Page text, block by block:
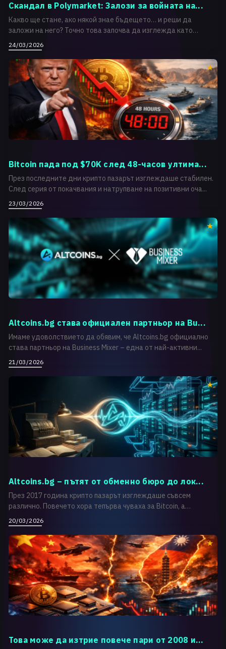
Скандал в Polymarket: Залози за войната на...
Какво ще стане, ако някой знае бъдещето… и реши да
заложи на него? Точно това започва да изглежда като
реално...
24/03/2026
Bitcoin пада под $70K след 48-часов ултима...
През последните дни крипто пазарът изглеждаше стабилен.
След серия от покачвания и натрупване на позитивни оча...
23/03/2026
Altcoins.bg става официален партньор на Bu...
Имаме удоволствието да обявим, че Altcoins.bg официално
става партньор на Business Mixer – една от най-активни...
21/03/2026
Altcoins.bg – пътят от обменно бюро до лок...
През 2017 година крипто пазарът изглеждаше съвсем
различно. Повечето хора тепърва чуваха за Bitcoin, а
достъпъ...
20/03/2026
Това може да изтрие повече пари от 2008 и...